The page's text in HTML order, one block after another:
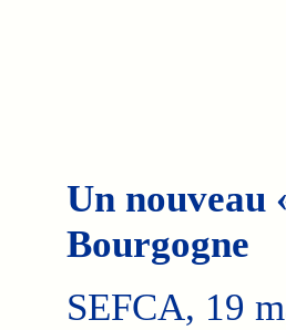
Un nouveau
Bourgogne
SEFCA, 19